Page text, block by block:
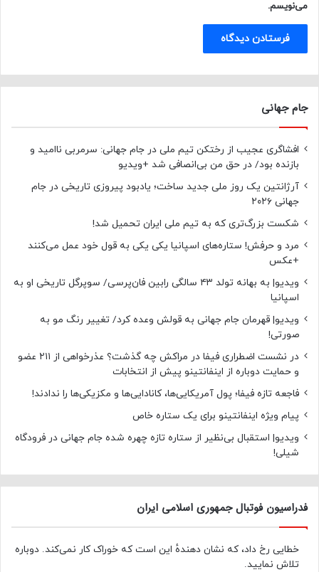
می‌نویسم.
جام جهانی
افشاگری عجیب از رختکن تیم ملی در جام جهانی: سرمربی ناامید و
بازنده بود/ در حق من بی‌انصافی شد +ویدیو
آرژانتین یک روز ملی جدید ساخت؛ یادبود پیروزی تاریخی در جام
جهانی ۲۰۲۶
شکست بزرگ‌تری که به تیم ملی ایران تحمیل شد!
مرد و حرفش! ستاره‌های اسپانیا یکی یکی به قول خود عمل می‌کنند
+عکس
ویدیو| به بهانه تولد ۴۳ سالگی رابین فان‌پرسی/ سوپرگل تاریخی او به
اسپانیا
ویدیو| قهرمان جام جهانی به قولش وعده کرد/ تغییر رنگ مو به
صورتی!
در نشست اضطراری فیفا در مراکش چه گذشت؟ عذرخواهی از ۲۱۱ عضو
و حمایت دوباره از اینفانتینو پیش از انتخابات
فاجعه تازه فیفا؛ پول آمریکایی‌ها، کانادایی‌ها و مکزیکی‌ها را ندادند!
پیام ویژه اینفانتینو برای یک ستاره خاص
ویدیو| استقبال بی‌نظیر از ستاره تازه چهره شده جام جهانی در فرودگاه
شیلی!
فدراسیون فوتبال جمهوری اسلامی ایران
خطایی رخ داد، که نشان دهندهٔ این است که خوراک کار نمی‌کند. دوباره
تلاش نمایید.